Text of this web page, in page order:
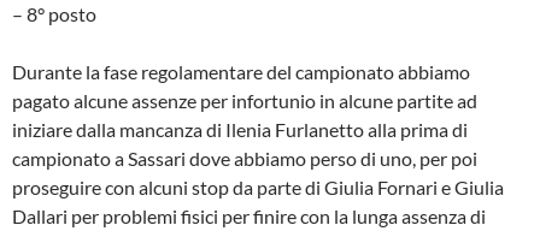
– 8° posto
Durante la fase regolamentare del campionato abbiamo
pagato alcune assenze per infortunio in alcune partite ad
iniziare dalla mancanza di Ilenia Furlanetto alla prima di
campionato a Sassari dove abbiamo perso di uno, per poi
proseguire con alcuni stop da parte di Giulia Fornari e Giulia
Dallari per problemi fisici per finire con la lunga assenza di